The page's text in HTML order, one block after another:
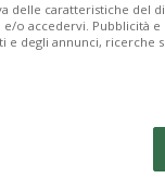
delle caratteristiche del
o accedervi. Pubblicità
degli annunci, ricerche